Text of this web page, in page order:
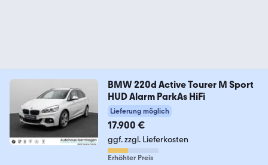
BMW 220d Active Tourer M Sport
HUD Alarm ParkAs HiFi
Lieferung möglich
17.900 €
ggf. zzgl. Lieferkosten
Erhöhter Preis